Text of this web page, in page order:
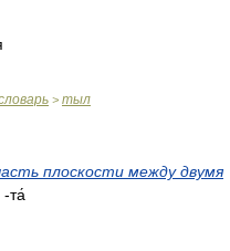
> тыл
плоскости между двумя
-та́